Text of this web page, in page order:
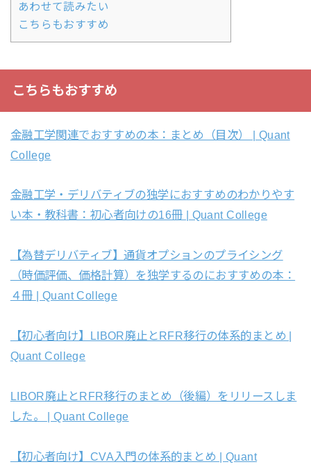
あわせて読みたい
こちらもおすすめ
こちらもおすすめ
金融工学関連でおすすめの本：まとめ（目次） | Quant
College
金融工学・デリバティブの独学におすすめのわかりやす
い本・教科書：初心者向けの16冊 | Quant College
【為替デリバティブ】通貨オプションのプライシング
（時価評価、価格計算）を独学するのにおすすめの本：
４冊 | Quant College
【初心者向け】LIBOR廃止とRFR移行の体系的まとめ |
Quant College
LIBOR廃止とRFR移行のまとめ（後編）をリリースしま
した。 | Quant College
【初心者向け】CVA入門の体系的まとめ | Quant